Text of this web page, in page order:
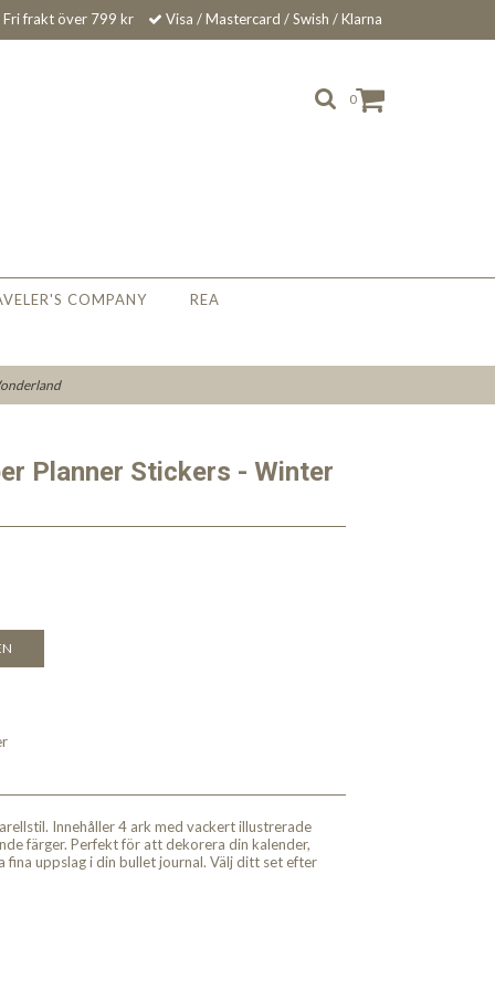
Fri frakt över 799 kr Visa / Mastercard / Swish / Klarna
0
COMPANY REA
Planner Stickers - Winter
Innehåller 4 ark med vackert illustrerade
färger. Perfekt för att dekorera din kalender,
fina uppslag i din bullet journal. Välj ditt set efter